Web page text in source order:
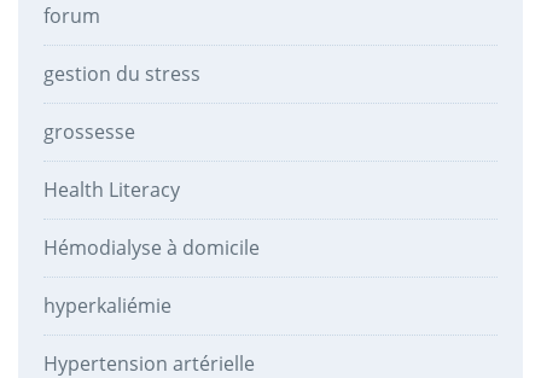
forum
gestion du stress
grossesse
Health Literacy
Hémodialyse à domicile
hyperkaliémie
Hypertension artérielle